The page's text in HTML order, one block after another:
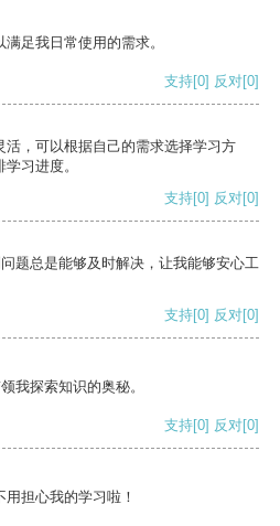
足我日常使用的需求。
支持[0] 反对[0]
，可以根据自己的需求选择学习方
习进度。
支持[0] 反对[0]
题总是能够及时解决，让我能够安心工
支持[0] 反对[0]
我探索知识的奥秘。
支持[0] 反对[0]
担心我的学习啦！